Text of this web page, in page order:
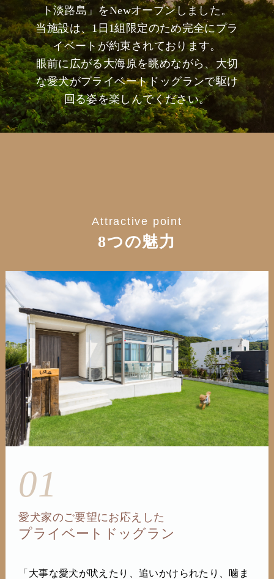
ト淡路島」をNewオープンしました。
当施設は、1日1組限定のため完全にプラ
イベートが約束されております。
眼前に広がる大海原を眺めながら、大切
な愛犬がプライベートドッグランで駆け
回る姿を楽しんでください。
Attractive point
8つの魅力
01
愛犬家のご要望にお応えした
プライベートドッグラン
「大事な愛犬が吠えたり、追いかけられたり、噛ま